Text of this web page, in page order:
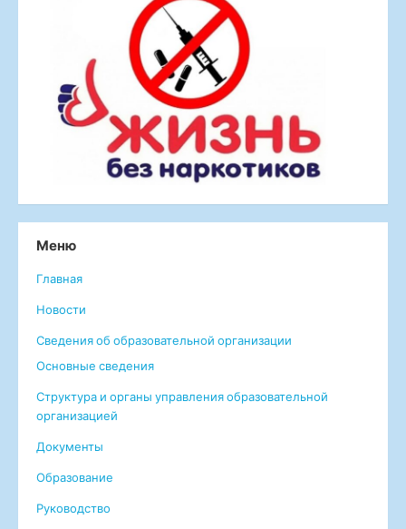
Меню
Главная
Новости
Сведения об образовательной организации
Основные сведения
Структура и органы управления образовательной
организацией
Документы
Образование
Руководство